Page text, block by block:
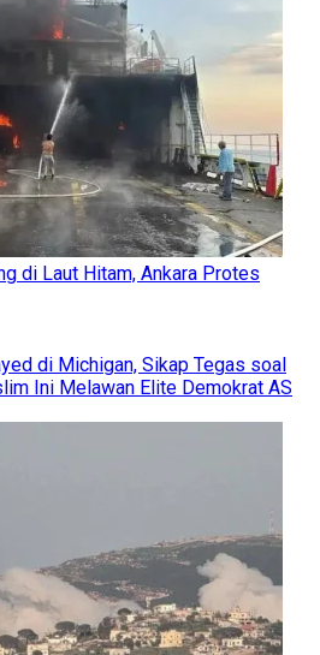
di Laut Hitam, Ankara Protes
di Michigan, Sikap Tegas soal
Ini Melawan Elite Demokrat AS